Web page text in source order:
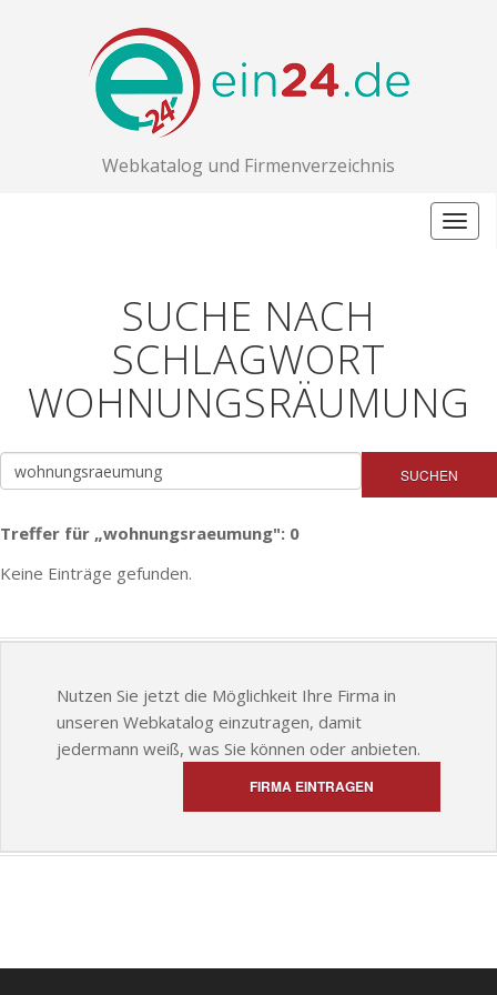
Webkatalog und Firmenverzeichnis
SUCHE NACH
SCHLAGWORT
WOHNUNGSRÄUMUNG
SUCHEN
Treffer für „wohnungsraeumung": 0
Keine Einträge gefunden.
Nutzen Sie jetzt die Möglichkeit Ihre Firma in
unseren Webkatalog einzutragen, damit
jedermann weiß, was Sie können oder anbieten.
FIRMA EINTRAGEN